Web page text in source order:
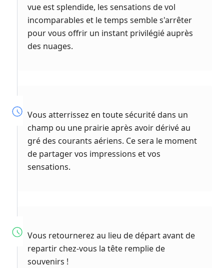
vue est splendide, les sensations de vol
incomparables et le temps semble s'arrêter
pour vous offrir un instant privilégié auprès
des nuages.
Vous atterrissez en toute sécurité dans un
champ ou une prairie après avoir dérivé au
gré des courants aériens. Ce sera le moment
de partager vos impressions et vos
sensations.
Vous retournerez au lieu de départ avant de
repartir chez-vous la tête remplie de
souvenirs !